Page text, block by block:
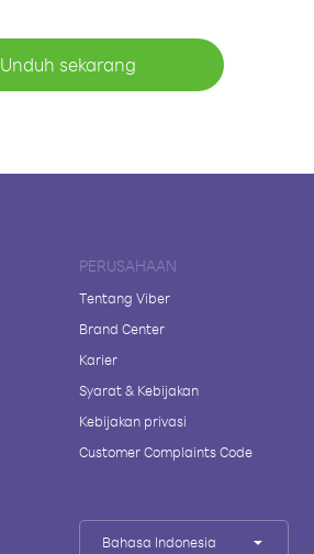
Unduh sekarang
PERUSAHAAN
Tentang Viber
Brand Center
Karier
Syarat & Kebijakan
Kebijakan privasi
Customer Complaints Code
Bahasa Indonesia